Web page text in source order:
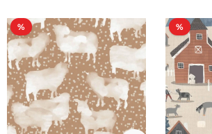
%Rabatt %Rabatt